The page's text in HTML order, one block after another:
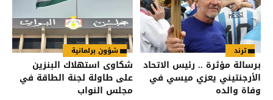
ترند
برسالة مؤثرة .. رئيس الاتحاد
الأرجنتيني يعزي ميسي في
وفاة والده
شؤون برلمانية
شكاوى استهلاك البنزين
على طاولة لجنة الطاقة في
مجلس النواب